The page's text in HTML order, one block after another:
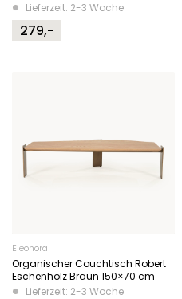
Lieferzeit: 2-3 Woche
279,-
Eleonora
Organischer Couchtisch Robert
Eschenholz Braun 150×70 cm
Lieferzeit: 2-3 Woche